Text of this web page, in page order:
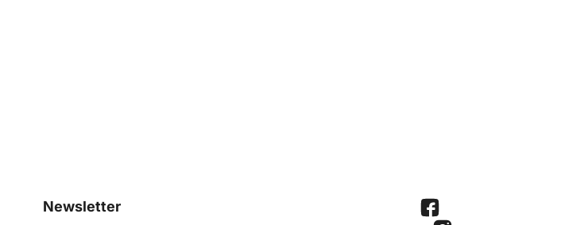
Newsletter